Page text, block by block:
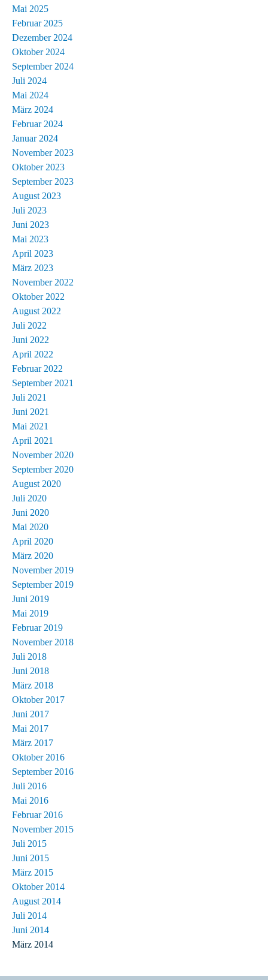
Mai 2025
Februar 2025
Dezember 2024
Oktober 2024
September 2024
Juli 2024
Mai 2024
März 2024
Februar 2024
Januar 2024
November 2023
Oktober 2023
September 2023
August 2023
Juli 2023
Juni 2023
Mai 2023
April 2023
März 2023
November 2022
Oktober 2022
August 2022
Juli 2022
Juni 2022
April 2022
Februar 2022
September 2021
Juli 2021
Juni 2021
Mai 2021
April 2021
November 2020
September 2020
August 2020
Juli 2020
Juni 2020
Mai 2020
April 2020
März 2020
November 2019
September 2019
Juni 2019
Mai 2019
Februar 2019
November 2018
Juli 2018
Juni 2018
März 2018
Oktober 2017
Juni 2017
Mai 2017
März 2017
Oktober 2016
September 2016
Juli 2016
Mai 2016
Februar 2016
November 2015
Juli 2015
Juni 2015
März 2015
Oktober 2014
August 2014
Juli 2014
Juni 2014
März 2014